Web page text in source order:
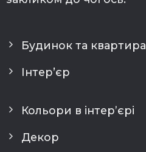
Будинок та квартира
Інтер’єр
Кольори в інтерʼєрі
Декор